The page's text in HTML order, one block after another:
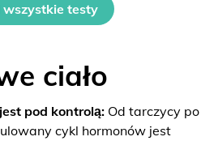
testy
ciało
pod kontrolą: Od tarczycy po
cykl hormonów jest